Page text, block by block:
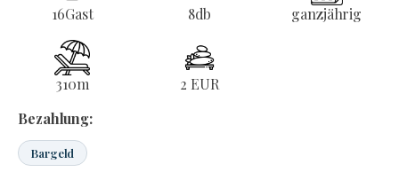
16Gast 8db ganzjährig
310m
2 EUR
Bezahlung:
Bargeld